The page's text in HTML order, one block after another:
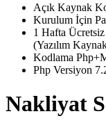
Açık Kaynak
Kurulum İçin
1 Hafta
(Yazılım
Kodlama
Php Versiyon
Nakliyat